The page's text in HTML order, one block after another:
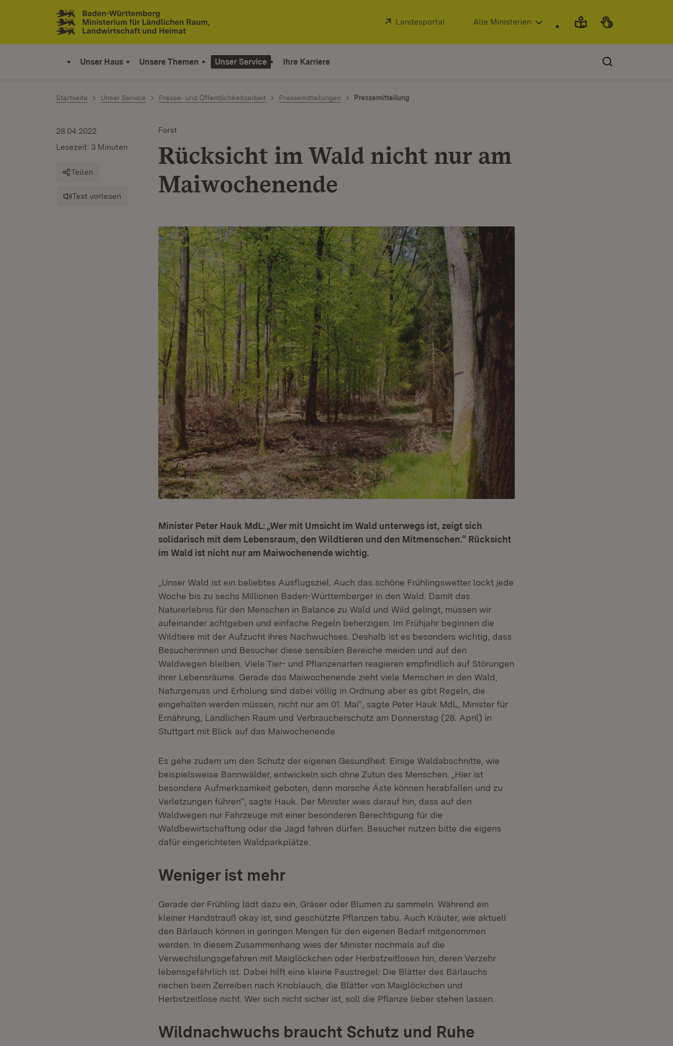
Zum Inhalt springen
Link zur Startseite
Extern:
Landesportal (Öffnet in neuem Fenster)
Alle Ministerien
Unser Haus Unsere Themen Unser Service Ihre Karriere
Startseite Unser Service Presse- und Öffentlichkeitsarbeit Pressemitteilungen Pressemitteilung
Forst
Rücksicht im Wald nicht nur am
Maiwochenende
28.04.2022
Lesezeit: 3 Minuten
Teilen
Text vorlesen
Minister Peter Hauk MdL: „Wer mit Umsicht im Wald unterwegs ist, zeigt sich
solidarisch mit dem Lebensraum, den Wildtieren und den Mitmenschen.“ Rücksicht
im Wald ist nicht nur am Maiwochenende wichtig.
„Unser Wald ist ein beliebtes Ausflugsziel. Auch das schöne Frühlingswetter lockt jede
Woche bis zu sechs Millionen Baden-Württemberger in den Wald. Damit das
Naturerlebnis für den Menschen in Balance zu Wald und Wild gelingt, müssen wir
aufeinander achtgeben und einfache Regeln beherzigen. Im Frühjahr beginnen die
Wildtiere mit der Aufzucht ihres Nachwuchses. Deshalb ist es besonders wichtig, dass
Besucherinnen und Besucher diese sensiblen Bereiche meiden und auf den
Waldwegen bleiben. Viele Tier- und Pflanzenarten reagieren empfindlich auf Störungen
ihrer Lebensräume. Gerade das Maiwochenende zieht viele Menschen in den Wald,
Naturgenuss und Erholung sind dabei völlig in Ordnung aber es gibt Regeln, die
eingehalten werden müssen, nicht nur am 01. Mai“, sagte Peter Hauk MdL, Minister für
Ernährung, Ländlichen Raum und Verbraucherschutz am Donnerstag (28. April) in
Stuttgart mit Blick auf das Maiwochenende.
Es gehe zudem um den Schutz der eigenen Gesundheit. Einige Waldabschnitte, wie
beispielsweise Bannwälder, entwickeln sich ohne Zutun des Menschen. „Hier ist
besondere Aufmerksamkeit geboten, denn morsche Äste können herabfallen und zu
Verletzungen führen“, sagte Hauk. Der Minister wies darauf hin, dass auf den
Waldwegen nur Fahrzeuge mit einer besonderen Berechtigung für die
Waldbewirtschaftung oder die Jagd fahren dürfen. Besucher nutzen bitte die eigens
dafür eingerichteten Waldparkplätze.
Weniger ist mehr
Gerade der Frühling lädt dazu ein, Gräser oder Blumen zu sammeln. Während ein
kleiner Handstrauß okay ist, sind geschützte Pflanzen tabu. Auch Kräuter, wie aktuell
den Bärlauch können in geringen Mengen für den eigenen Bedarf mitgenommen
werden. In diesem Zusammenhang wies der Minister nochmals auf die
Verwechslungsgefahren mit Maiglöckchen oder Herbstzeitlosen hin, deren Verzehr
lebensgefährlich ist. Dabei hilft eine kleine Faustregel: Die Blätter des Bärlauchs
riechen beim Zerreiben nach Knoblauch, die Blätter von Maiglöckchen und
Herbstzeitlose nicht. Wer sich nicht sicher ist, soll die Pflanze lieber stehen lassen.
Wildnachwuchs braucht Schutz und Ruhe